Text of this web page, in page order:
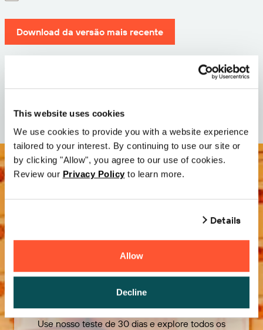
This website uses cookies
We use cookies to provide you with a website experience
tailored to your interest. By continuing to use our site or
by clicking "Allow", you agree to our use of cookies.
Review our Privacy Policy to learn more.
Details
Allow
Decline
Download da versão mais recente
Experimente
gratuitamente
Use nosso teste de 30 dias e explore todos os